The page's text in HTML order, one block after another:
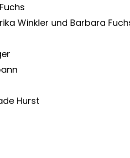
Winkler und Barbara
Hurst